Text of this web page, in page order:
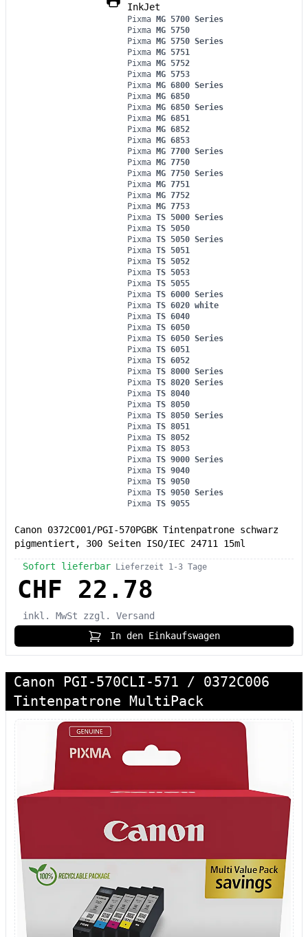
InkJet
Pixma MG 5700 Series
Pixma MG 5750
Pixma MG 5750 Series
Pixma MG 5751
Pixma MG 5752
Pixma MG 5753
Pixma MG 6800 Series
Pixma MG 6850
Pixma MG 6850 Series
Pixma MG 6851
Pixma MG 6852
Pixma MG 6853
Pixma MG 7700 Series
Pixma MG 7750
Pixma MG 7750 Series
Pixma MG 7751
Pixma MG 7752
Pixma MG 7753
Pixma TS 5000 Series
Pixma TS 5050
Pixma TS 5050 Series
Pixma TS 5051
Pixma TS 5052
Pixma TS 5053
Pixma TS 5055
Pixma TS 6000 Series
Pixma TS 6020 white
Pixma TS 6040
Pixma TS 6050
Pixma TS 6050 Series
Pixma TS 6051
Pixma TS 6052
Pixma TS 8000 Series
Pixma TS 8020 Series
Pixma TS 8040
Pixma TS 8050
Pixma TS 8050 Series
Pixma TS 8051
Pixma TS 8052
Pixma TS 8053
Pixma TS 9000 Series
Pixma TS 9040
Pixma TS 9050
Pixma TS 9050 Series
Pixma TS 9055
Canon 0372C001/PGI-570PGBK Tintenpatrone schwarz
pigmentiert, 300 Seiten ISO/IEC 24711 15ml
Sofort lieferbar Lieferzeit 1-3 Tage
CHF 22.78
inkl. MwSt
zzgl. Versand
In den Einkaufswagen
Canon PGI-570CLI-571 / 0372C006
Tintenpatrone MultiPack